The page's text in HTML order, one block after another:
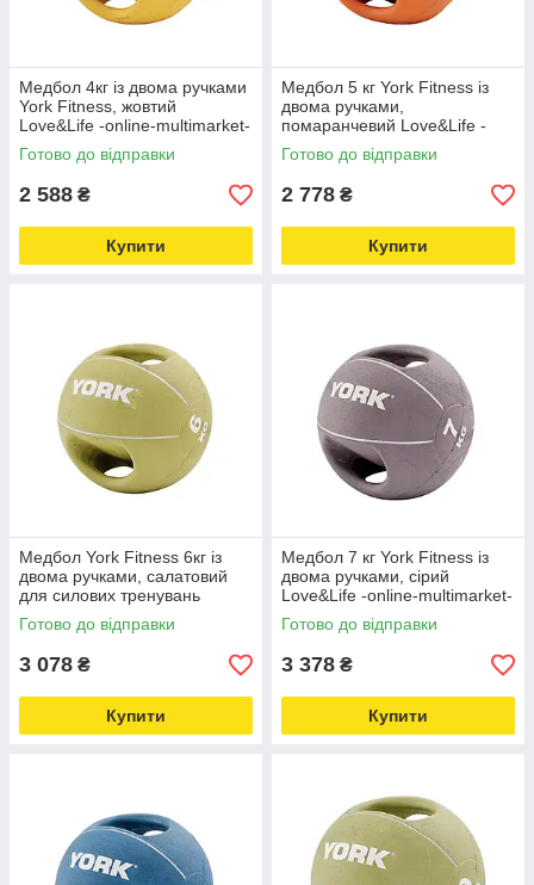
Медбол 4кг із двома ручками
York Fitness, жовтий
Love&Life -online-multimarket-
Готово до відправки
2 588 ₴
Купити
Медбол 5 кг York Fitness із
двома ручками,
помаранчевий Love&Life -
online-multimarket-
Готово до відправки
2 778 ₴
Купити
Медбол York Fitness 6кг із
двома ручками, салатовий
для силових тренувань
Love&Life -online-multimarket-
Готово до відправки
3 078 ₴
Купити
Медбол 7 кг York Fitness із
двома ручками, сірий
Love&Life -online-multimarket-
Готово до відправки
3 378 ₴
Купити